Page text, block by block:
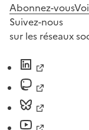
Abonnez-vous
Suivez-nous
sur les réseaux